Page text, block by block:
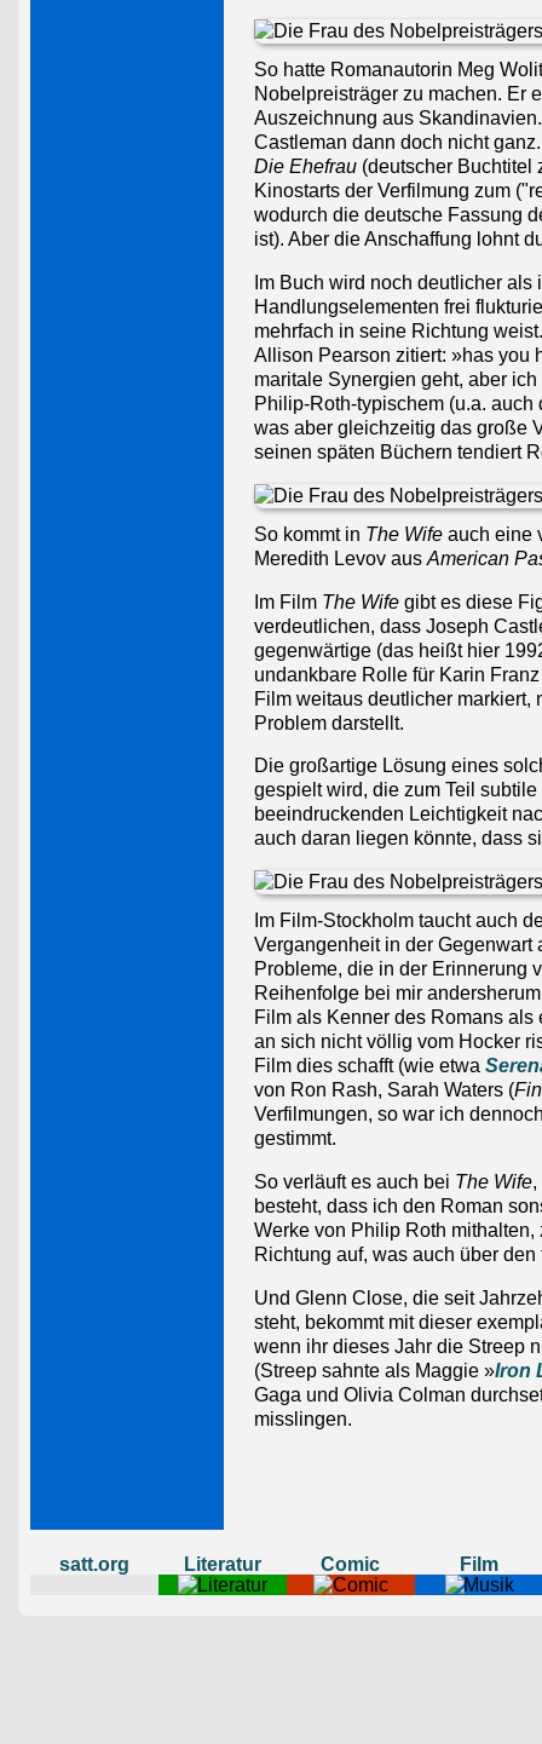
So hatte Romanautorin Meg
Nobelpreisträger zu machen. Er
Auszeichnung aus
Castleman dann doch nicht
Die Ehefrau (deutscher Buchtitel
Kinostarts der Verfilmung zum
wodurch die deutsche Fassung
ist). Aber die Anschaffung lohnt
Im Buch wird noch deutlicher
Handlungselementen frei
mehrfach in seine Richtung
Allison Pearson zitiert: »has you
maritale Synergien geht, aber
Philip-Roth-typischem (u.a.
was aber gleichzeitig das große
seinen späten Büchern tendiert
So kommt in The Wife auch eine
Meredith Levov aus American
Im Film The Wife gibt es diese
verdeutlichen, dass Joseph
gegenwärtige (das heißt hier
undankbare Rolle für Karin
Film weitaus deutlicher
Problem darstellt.
Die großartige Lösung eines
gespielt wird, die zum Teil
beeindruckenden Leichtigkeit
auch daran liegen könnte, dass
Im Film-Stockholm taucht auch
Vergangenheit in der
Probleme, die in der Erinnerung
Reihenfolge bei mir
Film als Kenner des Romans
an sich nicht völlig vom Hocker
Film dies schafft (wie etwa
von Ron Rash, Sarah Waters (
Verfilmungen, so war ich
gestimmt.
So verläuft es auch bei The Wife,
besteht, dass ich den Roman
Werke von Philip Roth
Richtung auf, was auch über
Und Glenn Close, die seit
steht, bekommt mit dieser
wenn ihr dieses Jahr die Streep
(Streep sahnte als Maggie »Iron
Gaga und Olivia Colman
misslingen.
satt.org Literatur Comic Film